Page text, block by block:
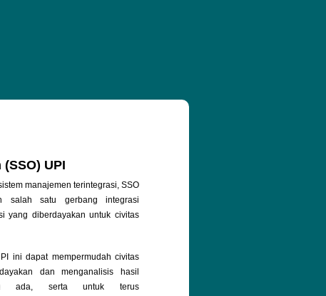
UPI
manajemen terintegrasi, SSO
salah satu gerbang integrasi
yang diberdayakan untuk civitas
ini dapat mempermudah civitas
dan menganalisis hasil
ada, serta untuk terus